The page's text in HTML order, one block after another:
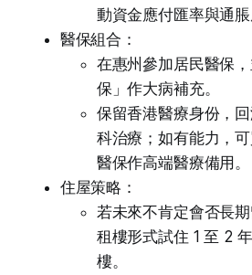
動資金應付匯率與通脹
醫保組合：
在惠州參加居民醫保
保」作大病補充。
保留香港醫療身份，
科治療；如有能力，
醫保作高端醫療備用。
住屋策略：
若未來不肯定會否長
租樓形式試住 1 至 2
樓。